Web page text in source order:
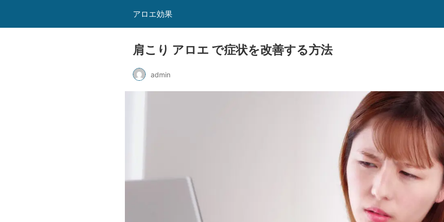
アロエ効果
肩こり アロエ で症状を改善する方法
admin